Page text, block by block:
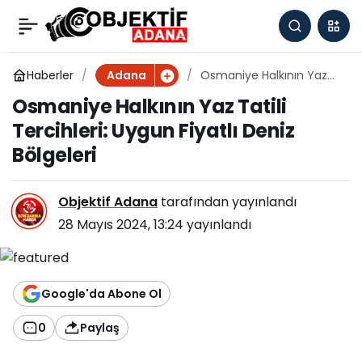
Haberler Adana
Osmaniye Halkının Yaz
Fiyatlı Deniz Bölgeleri
Osmaniye Halkının Yaz Tatili
Tercihleri: Uygun Fiyatlı Deniz
Bölgeleri
Objektif Adana tarafından yayınlandı
28 Mayıs 2024, 13:24 yayınlandı
Google'da Abone Ol
0 Paylaş
Osmaniye Halkının Yaz
Tatili Tercihleri: Uygun
Fiyatlı Deniz Bölgeleri